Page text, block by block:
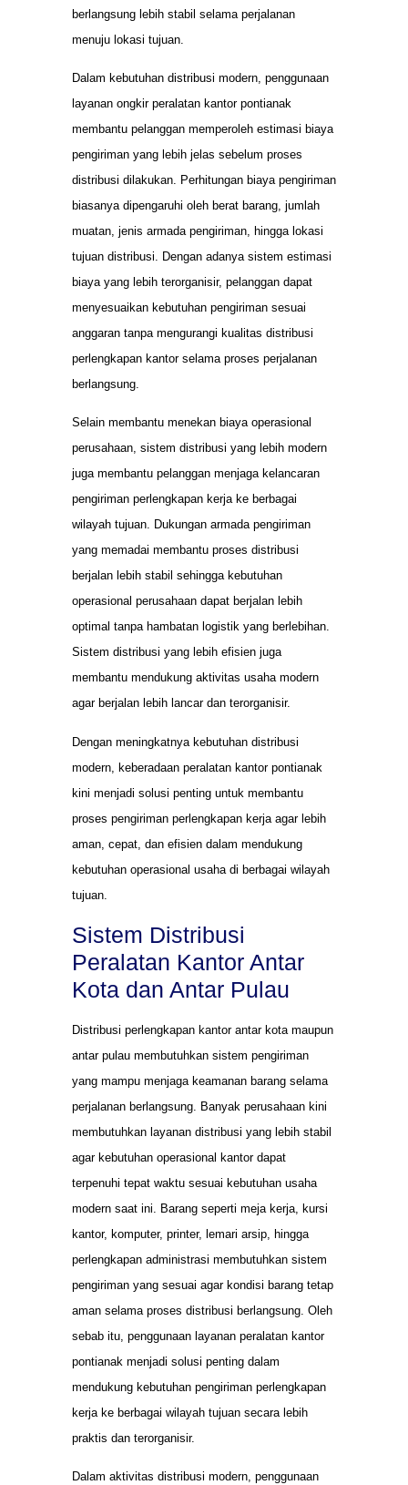
berlangsung lebih stabil selama perjalanan
menuju lokasi tujuan.
Dalam kebutuhan distribusi modern, penggunaan
layanan ongkir peralatan kantor pontianak
membantu pelanggan memperoleh estimasi biaya
pengiriman yang lebih jelas sebelum proses
distribusi dilakukan. Perhitungan biaya pengiriman
biasanya dipengaruhi oleh berat barang, jumlah
muatan, jenis armada pengiriman, hingga lokasi
tujuan distribusi. Dengan adanya sistem estimasi
biaya yang lebih terorganisir, pelanggan dapat
menyesuaikan kebutuhan pengiriman sesuai
anggaran tanpa mengurangi kualitas distribusi
perlengkapan kantor selama proses perjalanan
berlangsung.
Selain membantu menekan biaya operasional
perusahaan, sistem distribusi yang lebih modern
juga membantu pelanggan menjaga kelancaran
pengiriman perlengkapan kerja ke berbagai
wilayah tujuan. Dukungan armada pengiriman
yang memadai membantu proses distribusi
berjalan lebih stabil sehingga kebutuhan
operasional perusahaan dapat berjalan lebih
optimal tanpa hambatan logistik yang berlebihan.
Sistem distribusi yang lebih efisien juga
membantu mendukung aktivitas usaha modern
agar berjalan lebih lancar dan terorganisir.
Dengan meningkatnya kebutuhan distribusi
modern, keberadaan peralatan kantor pontianak
kini menjadi solusi penting untuk membantu
proses pengiriman perlengkapan kerja agar lebih
aman, cepat, dan efisien dalam mendukung
kebutuhan operasional usaha di berbagai wilayah
tujuan.
Sistem Distribusi
Peralatan Kantor Antar
Kota dan Antar Pulau
Distribusi perlengkapan kantor antar kota maupun
antar pulau membutuhkan sistem pengiriman
yang mampu menjaga keamanan barang selama
perjalanan berlangsung. Banyak perusahaan kini
membutuhkan layanan distribusi yang lebih stabil
agar kebutuhan operasional kantor dapat
terpenuhi tepat waktu sesuai kebutuhan usaha
modern saat ini. Barang seperti meja kerja, kursi
kantor, komputer, printer, lemari arsip, hingga
perlengkapan administrasi membutuhkan sistem
pengiriman yang sesuai agar kondisi barang tetap
aman selama proses distribusi berlangsung. Oleh
sebab itu, penggunaan layanan peralatan kantor
pontianak menjadi solusi penting dalam
mendukung kebutuhan pengiriman perlengkapan
kerja ke berbagai wilayah tujuan secara lebih
praktis dan terorganisir.
Dalam aktivitas distribusi modern, penggunaan